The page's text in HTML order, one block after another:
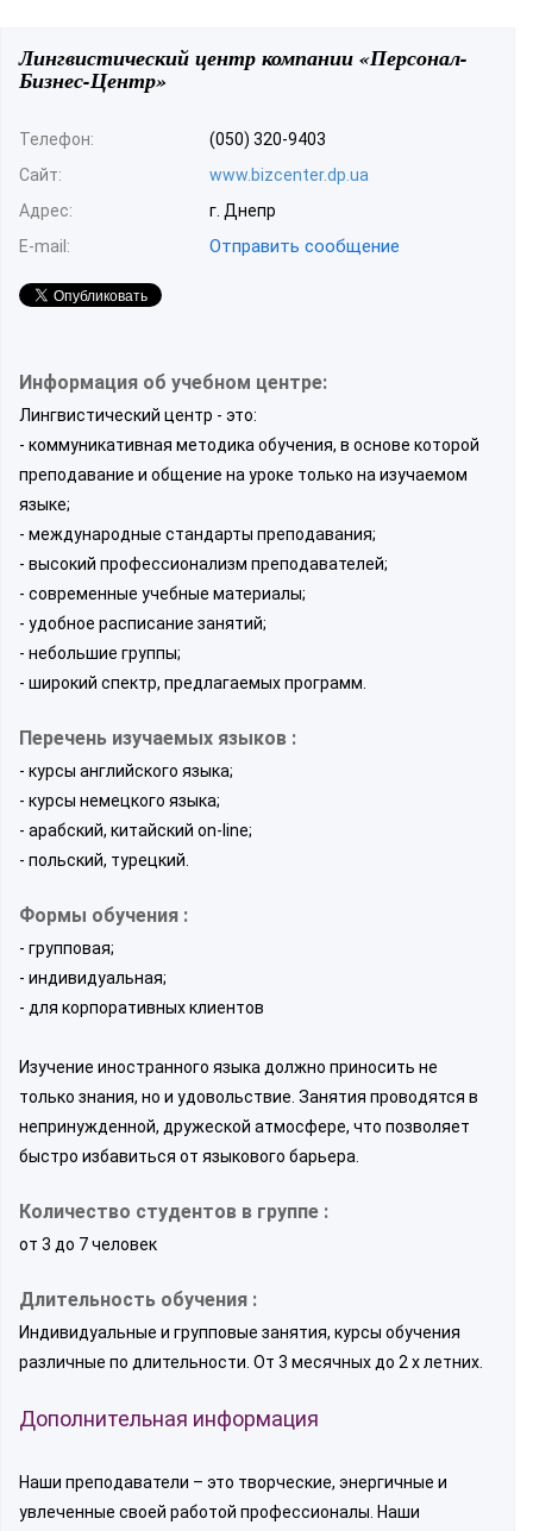
Лингвистический центр компании «Персонал-
Бизнес-Центр»
Телефон:
(050) 320-9403
Сайт:
www.bizcenter.dp.ua
Адрес:
г. Днепр
E-mail:
Отправить сообщение
Информация об учебном центре:
Лингвистический центр - это:
- коммуникативная методика обучения, в основе которой
преподавание и общение на уроке только на изучаемом
языке;
- международные стандарты преподавания;
- высокий профессионализм преподавателей;
- современные учебные материалы;
- удобное расписание занятий;
- небольшие группы;
- широкий спектр, предлагаемых программ.
Перечень изучаемых языков :
- курсы английского языка;
- курсы немецкого языка;
- арабский, китайский on-line;
- польский, турецкий.
Формы обучения :
- групповая;
- индивидуальная;
- для корпоративных клиентов
Изучение иностранного языка должно приносить не
только знания, но и удовольствие. Занятия проводятся в
непринужденной, дружеской атмосфере, что позволяет
быстро избавиться от языкового барьера.
Количество студентов в группе :
от 3 до 7 человек
Длительность обучения :
Индивидуальные и групповые занятия, курсы обучения
различные по длительности. От 3 месячных до 2 х летних.
Дополнительная информация
Наши преподаватели – это творческие, энергичные и
увлеченные своей работой профессионалы. Наши